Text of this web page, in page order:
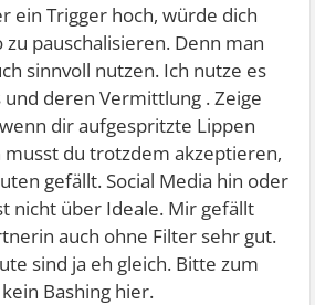
ein Trigger hoch, würde dich
pauschalisieren. Denn man
sinnvoll nutzen. Ich nutze es
deren Vermittlung . Zeige
dir aufgespritzte Lippen
musst du trotzdem akzeptieren,
gefällt. Social Media hin oder
nicht über Ideale. Mir gefällt
auch ohne Filter sehr gut.
sind ja eh gleich. Bitte zum
Bashing hier.